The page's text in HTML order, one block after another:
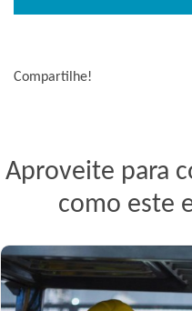
Compartilhe!
Aproveite para
como este